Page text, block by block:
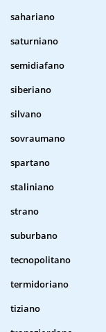
sahariano
saturniano
semidiafano
siberiano
silvano
sovraumano
spartano
staliniano
strano
suburbano
tecnopolitano
termidoriano
tiziano